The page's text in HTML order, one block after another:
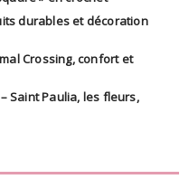
durables et décoration
Crossing, confort et
Saint Paulia, les fleurs,